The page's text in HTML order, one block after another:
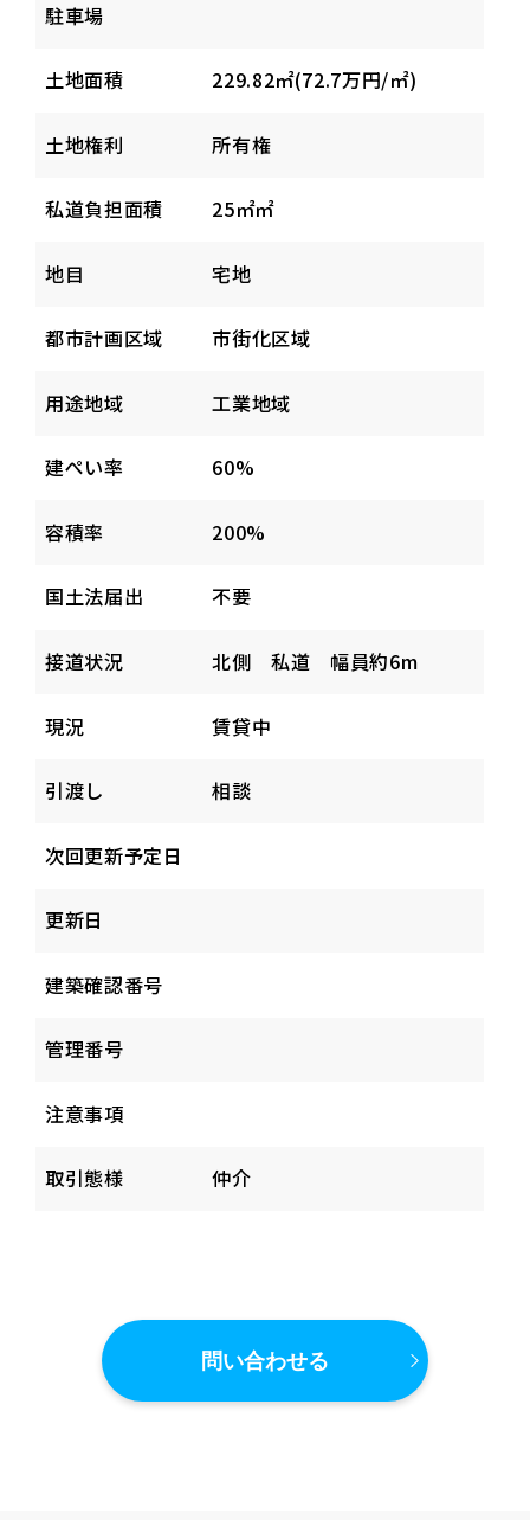
駐車場
土地面積 229.82㎡(72.7万円/㎡)
土地権利 所有権
私道負担面積 25㎡㎡
地目 宅地
都市計画区域 市街化区域
用途地域 工業地域
建ぺい率 60%
容積率 200%
国土法届出 不要
接道状況 北側 私道 幅員約6m
現況 賃貸中
引渡し 相談
次回更新予定日
更新日
建築確認番号
管理番号
注意事項
取引態様 仲介
問い合わせる